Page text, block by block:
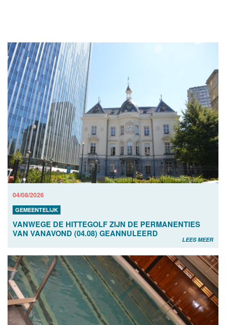
04/08/2026
GEMEENTELIJK
VANWEGE DE HITTEGOLF ZIJN DE PERMANENTIES
VAN VANAVOND (04.08) GEANNULEERD
LEES MEER